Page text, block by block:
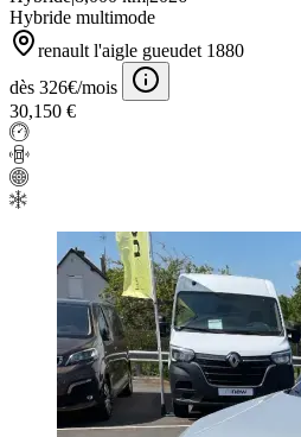
Hybride multimode
renault l'aigle gueudet 1880
dès 326€/mois
30,150 €